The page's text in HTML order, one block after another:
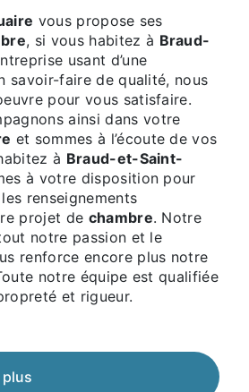
vous propose ses
, si vous habitez à Braud-
usant d’une
savoir-faire de qualité, nous
pour vous satisfaire.
ainsi dans votre
et sommes à l’écoute de vos
à Braud-et-Saint-
à votre disposition pour
renseignements
projet de chambre. Notre
notre passion et le
renforce encore plus notre
notre équipe est qualifiée
et rigueur.
plus